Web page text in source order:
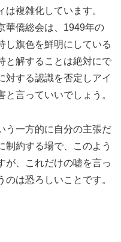
複雑化しています。
華僑総会は、1949年の
し旗色を鮮明にしている
と解することは絶対にで
対する認識を否定しアイ
言っていいでしょう。
一方的に自分の主張だ
制約する場で、このよう
が、これだけの嘘を言っ
は恐ろしいことです。